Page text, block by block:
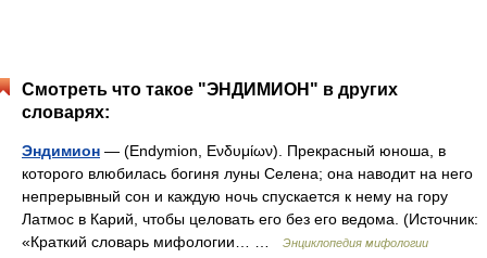
Смотреть что такое "ЭНДИМИОН" в других
словарях:
Эндимион — (Endymion, Ενδυμίων). Прекрасный юноша, в
которого влюбилась богиня луны Селена; она наводит на него
непрерывный сон и каждую ночь спускается к нему на гору
Латмос в Карий, чтобы целовать его без его ведома. (Источник:
«Краткий словарь мифологии… …
Энциклопедия мифологии